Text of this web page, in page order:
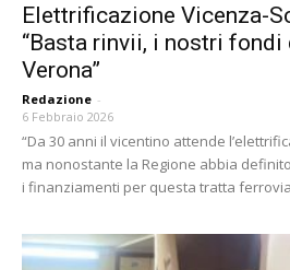
Elettrificazione Vicenza-
“Basta rinvii, i nostri
Verona”
Redazione -
6 Febbraio 2026
“Da 30 anni il vicentino attende
ma nonostante la Regione abbia
i finanziamenti per questa tratta